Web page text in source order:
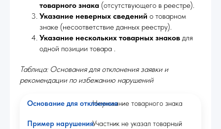
товарного знака (отсутствующего в реестре).
Указание неверных сведений о товарном
знаке (несоответствие данных реестру).
Указание нескольких товарных знаков для
одной позиции товара .
Таблица: Основания для отклонения заявки и
рекомендации по избежанию нарушений
Неуказание товарного знака
Участник не указал товарный